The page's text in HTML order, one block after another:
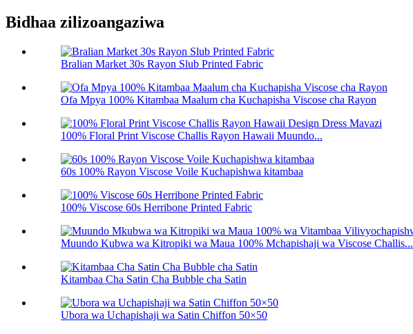
Bidhaa zilizoangaziwa
Bralian Market 30s Rayon Slub Printed Fabric
Ofa Mpya 100% Kitambaa Maalum cha Kuchapisha Viscose cha Rayon
100% Floral Print Viscose Challis Rayon Hawaii Muundo...
60s 100% Rayon Viscose Voile Kuchapishwa kitambaa
100% Viscose 60s Herribone Printed Fabric
Muundo Kubwa wa Kitropiki wa Maua 100% Mchapishaji wa Viscose Challis...
Kitambaa Cha Satin Cha Bubble cha Satin
Ubora wa Uchapishaji wa Satin Chiffon 50×50